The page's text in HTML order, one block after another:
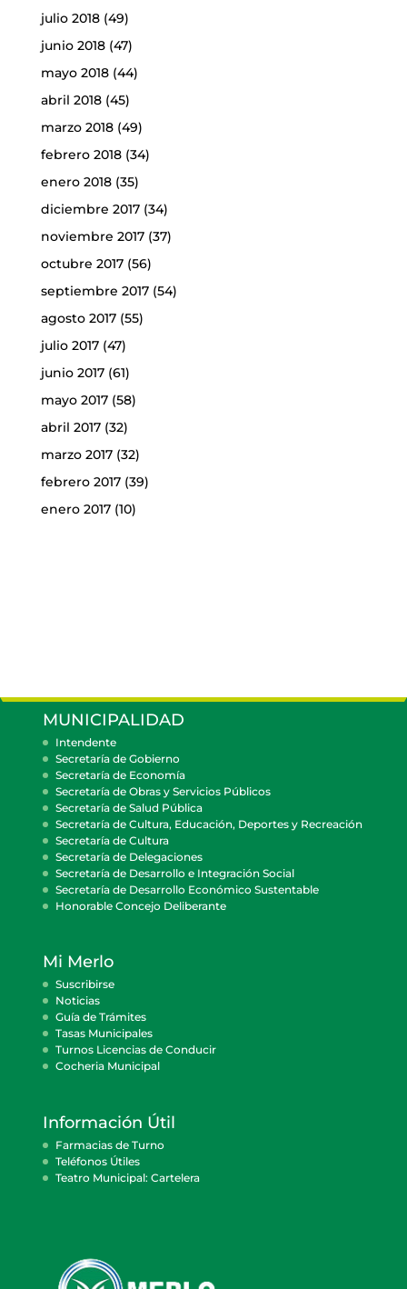
julio 2018(49)
junio 2018(47)
mayo 2018(44)
abril 2018(45)
marzo 2018(49)
febrero 2018(34)
enero 2018(35)
diciembre 2017(34)
noviembre 2017(37)
octubre 2017(56)
septiembre 2017(54)
agosto 2017(55)
julio 2017(47)
junio 2017(61)
mayo 2017(58)
abril 2017(32)
marzo 2017(32)
febrero 2017(39)
enero 2017(10)
MUNICIPALIDAD
Intendente
Secretaría de Gobierno
Secretaría de Economía
Secretaría de Obras y Servicios Públicos
Secretaría de Salud Pública
Secretaría de Cultura, Educación, Deportes y Recreación
Secretaría de Cultura
Secretaría de Delegaciones
Secretaría de Desarrollo e Integración Social
Secretaría de Desarrollo Económico Sustentable
Honorable Concejo Deliberante
Mi Merlo
Suscribirse
Noticias
Guía de Trámites
Tasas Municipales
Turnos Licencias de Conducir
Cocheria Municipal
Información Útil
Farmacias de Turno
Teléfonos Útiles
Teatro Municipal: Cartelera